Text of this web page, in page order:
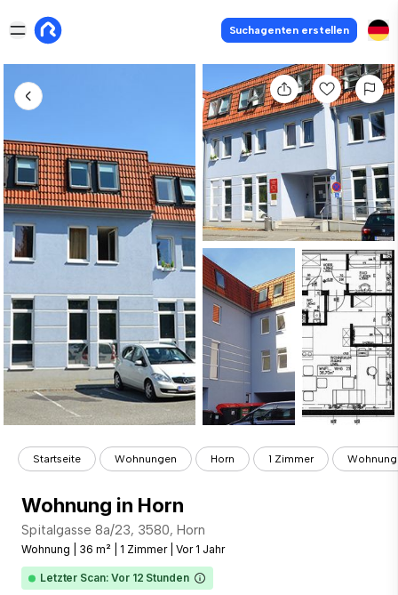
Suchagenten erstellen
Startseite Wohnungen Horn 1 Zimmer
Wohnung in Horn
Spitalgasse 8a/23, 3580, Horn
Wohnung 36 m² 1 Zimmer Vor 1 Jahr
Letzter Scan: Vor 12 Stunden